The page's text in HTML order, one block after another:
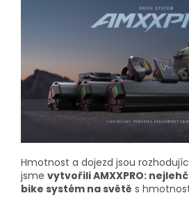
Hmotnost a dojezd jsou
jsme vytvořili AMXXPRO:
bike systém na světě s